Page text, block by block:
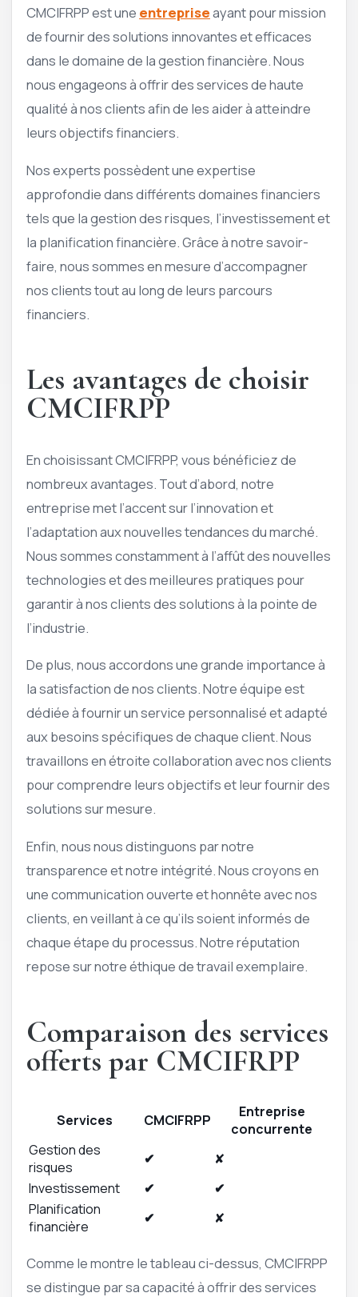
CMCIFRPP est une entrepriseayant pour mission
de fournir des solutions innovantes et efficaces
dans le domaine de la gestion financière. Nous
nous engageons à offrir des services de haute
qualité à nos clients afin de les aider à atteindre
leurs objectifs financiers.
Nos experts possèdent une expertise
approfondie dans différents domaines financiers
tels que la gestion des risques, l’investissement et
la planification financière. Grâce à notre savoir-
faire, nous sommes en mesure d’accompagner
nos clients tout au long de leurs parcours
financiers.
Les avantages de choisir
CMCIFRPP
En choisissant CMCIFRPP, vous bénéficiez de
nombreux avantages. Tout d’abord, notre
entreprise met l’accent sur l’innovation et
l’adaptation aux nouvelles tendances du marché.
Nous sommes constamment à l’affût des nouvelles
technologies et des meilleures pratiques pour
garantir à nos clients des solutions à la pointe de
l’industrie.
De plus, nous accordons une grande importance à
la satisfaction de nos clients. Notre équipe est
dédiée à fournir un service personnalisé et adapté
aux besoins spécifiques de chaque client. Nous
travaillons en étroite collaboration avec nos clients
pour comprendre leurs objectifs et leur fournir des
solutions sur mesure.
Enfin, nous nous distinguons par notre
transparence et notre intégrité. Nous croyons en
une communication ouverte et honnête avec nos
clients, en veillant à ce qu’ils soient informés de
chaque étape du processus. Notre réputation
repose sur notre éthique de travail exemplaire.
Comparaison des services
offerts par CMCIFRPP
Services CMCIFRPP
Entreprise
concurrente
Gestion des
risques
✔
✘
Investissement
✔
✔
Planification
financière
✔ ✘
Comme le montre le tableau ci-dessus, CMCIFRPP
se distingue par sa capacité à offrir des services